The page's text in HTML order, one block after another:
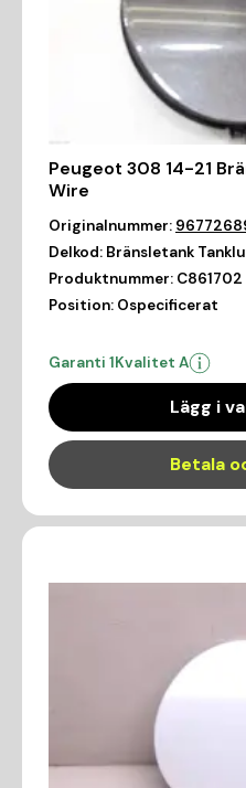
Peugeot 308 14-21
Wire
Originalnummer:
Delkod: Bränsletank
Produktnummer: C861702
Position: Ospecificerat
Garanti 1Kvalitet A
Lägg i
Betala